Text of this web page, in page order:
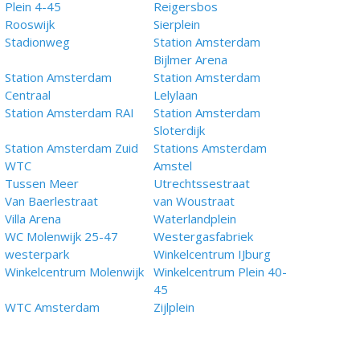
Plein 4-45
Reigersbos
Rooswijk
Sierplein
Stadionweg
Station Amsterdam
Bijlmer Arena
Station Amsterdam
Centraal
Station Amsterdam
Lelylaan
Station Amsterdam RAI
Station Amsterdam
Sloterdijk
Station Amsterdam Zuid
WTC
Stations Amsterdam
Amstel
Tussen Meer
Utrechtssestraat
Van Baerlestraat
van Woustraat
Villa Arena
Waterlandplein
WC Molenwijk 25-47
Westergasfabriek
westerpark
Winkelcentrum IJburg
Winkelcentrum Molenwijk Winkelcentrum Plein 40-
45
WTC Amsterdam
Zijlplein